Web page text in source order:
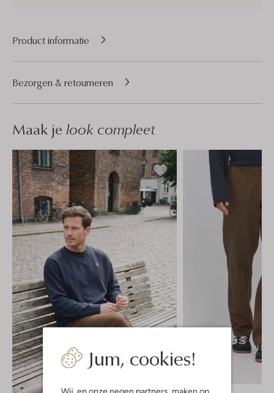
Jum, cookies!
Wij, en onze negen partners , maken op
Product informatie
Bezorgen & retourneren
Maak je look compleet